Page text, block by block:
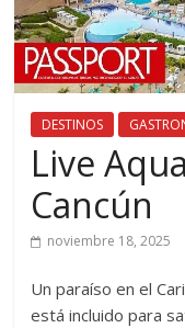
DESTINOS
Live
Cancún
noviembre 18, 2025
Un paraíso en el
está incluido para